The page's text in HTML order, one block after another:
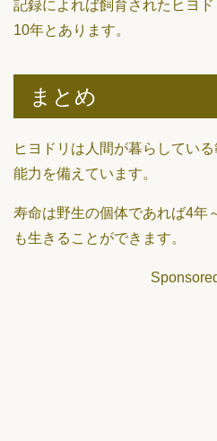
記録によれば飼育されたヒヨ
10年とあります。
まとめ
ヒヨドリは人間が暮らしてい
能力を備えています。
寿命は野生の個体であれば4年
も生きることができます。